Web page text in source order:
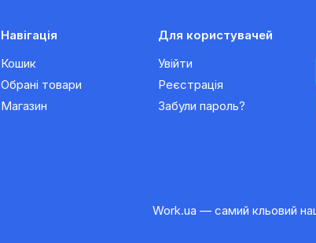
Навігація
Кошик
Обрані товари
Магазин
Для користувачей
Увійти
Реєстрація
Забули пароль?
Work.ua — самий кльовий